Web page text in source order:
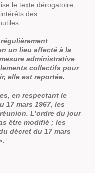
le texte dérogatoire
des
:
un lieu affecté à la
administrative
collectifs pour
elle est reportée.
en respectant le
17 mars 1967, les
L’ordre du jour
être modifié ; les
décret du 17 mars